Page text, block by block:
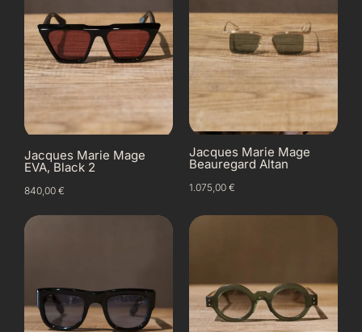
Jacques Marie Mage
EVA, Black 2
840,00 €
Jacques Marie Mage
Beauregard Altan
1.075,00 €